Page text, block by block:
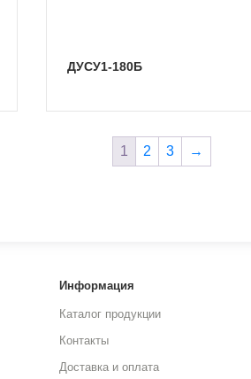
ДУСУ1-180Б
1 2 3 →
Информация
Каталог продукции
Контакты
Доставка и оплата